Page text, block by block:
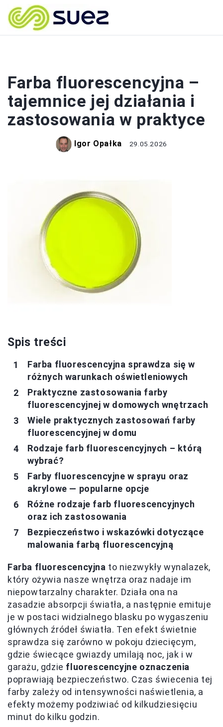
Farba fluorescencyjna –
tajemnice jej działania i
zastosowania w praktyce
Igor Opałka 29.05.2026
Spis treści
Farba fluorescencyjna sprawdza się w
różnych warunkach oświetleniowych
Praktyczne zastosowania farby
fluorescencyjnej w domowych wnętrzach
Wiele praktycznych zastosowań farby
fluorescencyjnej w domu
Rodzaje farb fluorescencyjnych – którą
wybrać?
Farby fluorescencyjne w sprayu oraz
akrylowe — popularne opcje
Różne rodzaje farb fluorescencyjnych
oraz ich zastosowania
Bezpieczeństwo i wskazówki dotyczące
malowania farbą fluorescencyjną
Farba fluorescencyjna to niezwykły wynalazek,
który ożywia nasze wnętrza oraz nadaje im
niepowtarzalny charakter. Działa ona na
zasadzie absorpcji światła, a następnie emituje
je w postaci widzialnego blasku po wygaszeniu
głównych źródeł światła. Ten efekt świetnie
sprawdza się zarówno w pokoju dziecięcym,
gdzie świecące gwiazdy umilają noc, jak i w
garażu, gdzie fluorescencyjne oznaczenia
poprawiają bezpieczeństwo. Czas świecenia tej
farby zależy od intensywności naświetlenia, a
efekty możemy podziwiać od kilkudziesięciu
minut do kilku godzin.